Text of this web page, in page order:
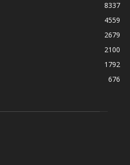
8337
4559
2679
2100
1792
676